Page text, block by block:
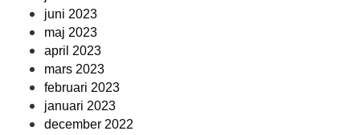
juni 2023
maj 2023
april 2023
mars 2023
februari 2023
januari 2023
december 2022